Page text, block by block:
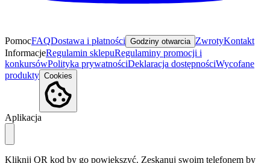
PomocFAQDostawa i płatności Godziny otwarcia ZwrotyKontakt
InformacjeRegulamin sklepuRegulaminy promocji i
konkursówPolityka prywatnościDeklaracja dostępnościWycofane
produkty Cookies
Aplikacja
Kliknij QR kod by go powiększyć. Zeskanuj swoim telefonem by